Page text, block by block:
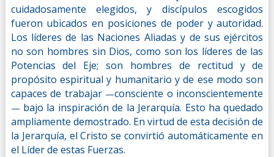
cuidadosamente elegidos, y discípulos escogidos
fueron ubicados en posiciones de poder y autoridad.
Los líderes de las Naciones Aliadas y de sus ejércitos
no son hombres sin Dios, como son los líderes de las
Potencias del Eje; son hombres de rectitud y de
propósito espiritual y humanitario y de ese modo son
capaces de trabajar —consciente o inconscientemente
— bajo la inspiración de la Jerarquía. Esto ha quedado
ampliamente demostrado. En virtud de esta decisión de
la Jerarquía, el Cristo se convirtió automáticamente en
el Líder de estas Fuerzas.